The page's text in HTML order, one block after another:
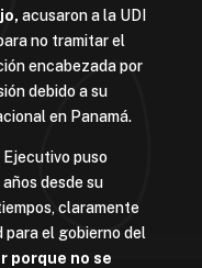
acusaron a la UDI
no tramitar el
encabezada por
debido a su
en Panamá.
puso
desde su
claramente
el gobierno del
porque no se